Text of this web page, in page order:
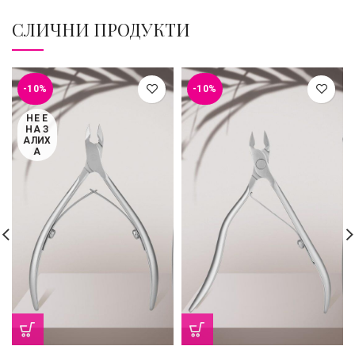
СЛИЧНИ ПРОДУКТИ
-10%
НЕ Е
НА З
АЛИХ
А
-10%